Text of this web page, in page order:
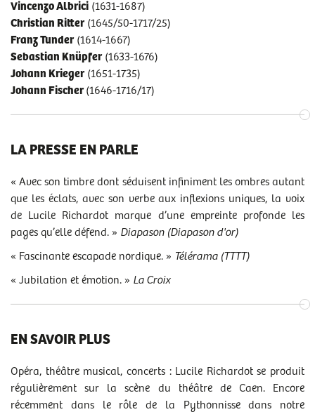
Vincenzo Albrici (1631-1687)
Christian Ritter(1645/50-1717/25)
Franz Tunder(1614-1667)
Sebastian Knüpfer(1633-1676)
Johann Krieger(1651-1735)
Johann Fischer(1646-1716/17)
LA PRESSE EN PARLE
« Avec son timbre dont séduisent infiniment les ombres autant
que les éclats, avec son verbe aux inflexions uniques, la voix
de Lucile Richardot marque d’une empreinte profonde les
pages qu’elle défend. » Diapason (Diapason d'or)
« Fascinante escapade nordique. » Télérama (TTTT)
« Jubilation et émotion. » La Croix
EN SAVOIR PLUS
Opéra, théâtre musical, concerts : Lucile Richardot se produit
régulièrement sur la scène du théâtre de Caen. Encore
récemment dans le rôle de la Pythonnisse dans notre